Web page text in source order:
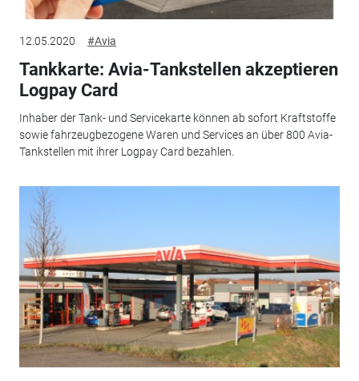
12.05.2020 #Avia
Tankkarte: Avia-Tankstellen akzeptieren
Logpay Card
Inhaber der Tank- und Servicekarte können ab sofort Kraftstoffe
sowie fahrzeugbezogene Waren und Services an über 800 Avia-
Tankstellen mit ihrer Logpay Card bezahlen.